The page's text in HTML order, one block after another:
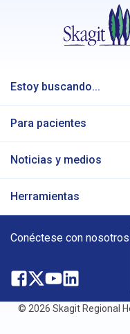
Estoy buscando...
Para pacientes
Noticias y medios
Herramientas
Conéctese con nosotros
Facebook
Abre
en
X
Abre
en
YouTube
Abre
en
LinkedIn
Abre
en
© 2026 Skagit Regional